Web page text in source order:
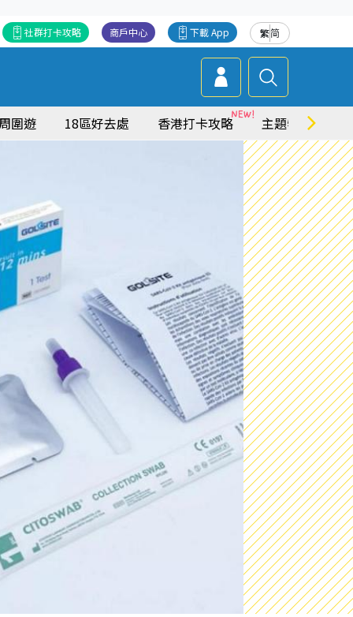
繁简
下載 App
商戶中心
社群打卡攻略
圍遊 18區好去處 香港打卡攻略 主題特集